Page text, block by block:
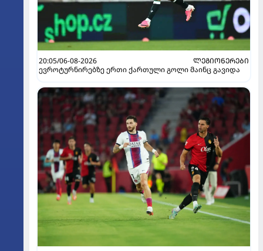
20:05/06-08-2026
ᲚᲔᲒᲘᲝᲜᲔᲠᲔᲑᲘ
ევროტურნირებზე ერთი ქართული გოლი მაინც გავიდა